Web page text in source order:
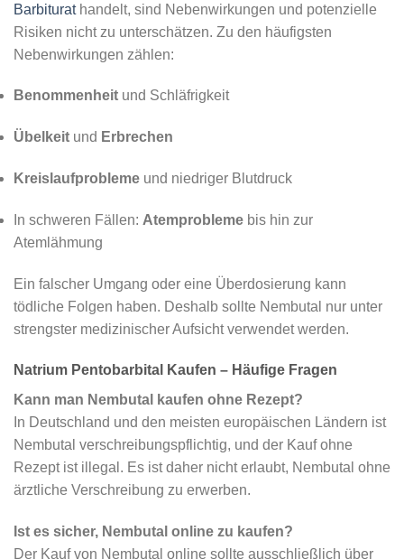
Barbiturathandelt, sind Nebenwirkungen und potenzielle
Risiken nicht zu unterschätzen. Zu den häufigsten
Nebenwirkungen zählen:
Benommenheit und Schläfrigkeit
Übelkeit und Erbrechen
Kreislaufprobleme und niedriger Blutdruck
In schweren Fällen: Atemprobleme bis hin zur
Atemlähmung
Ein falscher Umgang oder eine Überdosierung kann
tödliche Folgen haben. Deshalb sollte Nembutal nur unter
strengster medizinischer Aufsicht verwendet werden.
Natrium Pentobarbital Kaufen – Häufige Fragen
Kann man Nembutal kaufen ohne Rezept?
In Deutschland und den meisten europäischen Ländern ist
Nembutal verschreibungspflichtig, und der Kauf ohne
Rezept ist illegal. Es ist daher nicht erlaubt, Nembutal ohne
ärztliche Verschreibung zu erwerben.
Ist es sicher, Nembutal online zu kaufen?
Der Kauf von Nembutal online sollte ausschließlich über